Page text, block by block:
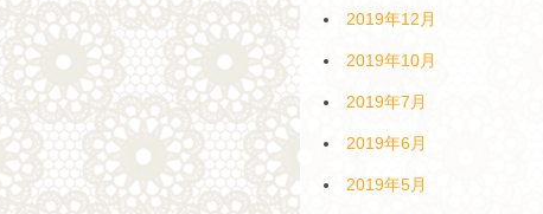
2019年12月
2019年10月
2019年7月
2019年6月
2019年5月